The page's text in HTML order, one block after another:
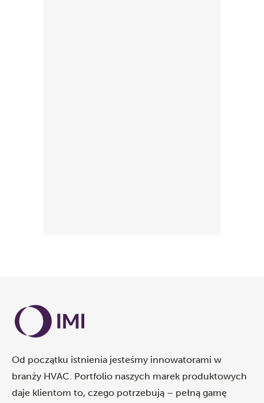
Od początku istnienia jesteśmy innowatorami w
branży HVAC. Portfolio naszych marek produktowych
daje klientom to, czego potrzebują – pełną gamę